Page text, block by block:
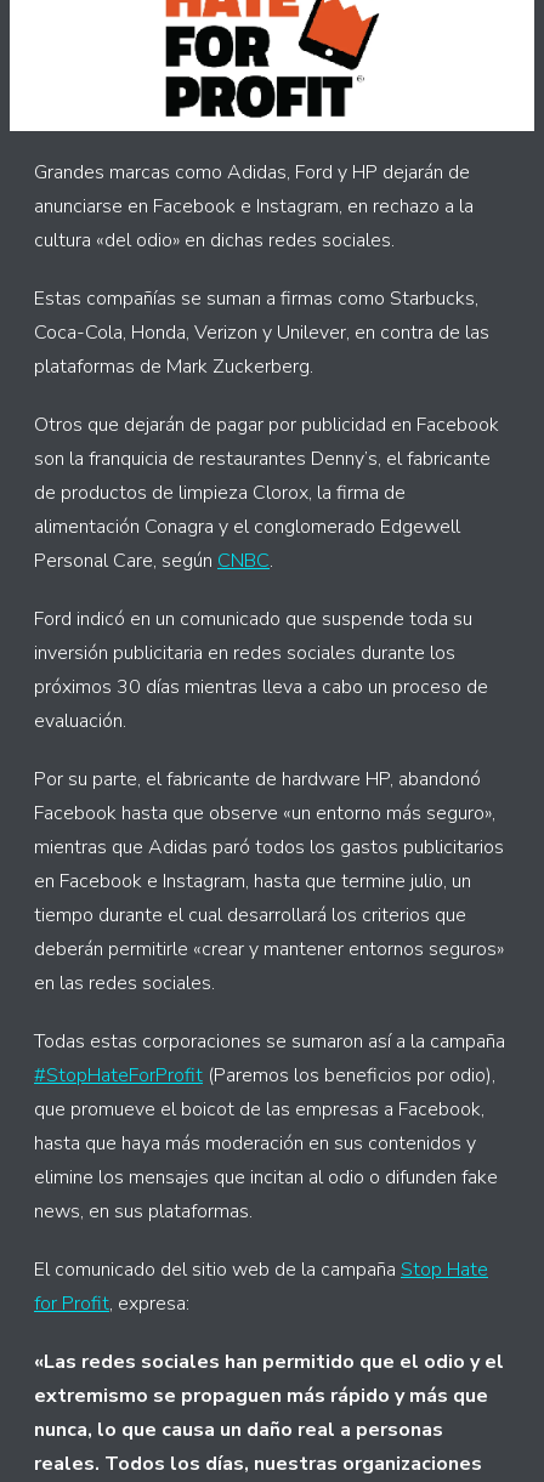
Grandes marcas como Adidas, Ford y HP dejarán de
anunciarse en Facebook e Instagram, en rechazo a la
cultura «del odio» en dichas redes sociales.
Estas compañías se suman a firmas como Starbucks,
Coca-Cola, Honda, Verizon y Unilever, en contra de las
plataformas de Mark Zuckerberg.
Otros que dejarán de pagar por publicidad en Facebook
son la franquicia de restaurantes Denny’s, el fabricante
de productos de limpieza Clorox, la firma de
alimentación Conagra y el conglomerado Edgewell
Personal Care, según CNBC.
Ford indicó en un comunicado que suspende toda su
inversión publicitaria en redes sociales durante los
próximos 30 días mientras lleva a cabo un proceso de
evaluación.
Por su parte, el fabricante de hardware HP, abandonó
Facebook hasta que observe «un entorno más seguro»,
mientras que Adidas paró todos los gastos publicitarios
en Facebook e Instagram, hasta que termine julio, un
tiempo durante el cual desarrollará los criterios que
deberán permitirle «crear y mantener entornos seguros»
en las redes sociales.
Todas estas corporaciones se sumaron así a la campaña
#StopHateForProfit (Paremos los beneficios por odio),
que promueve el boicot de las empresas a Facebook,
hasta que haya más moderación en sus contenidos y
elimine los mensajes que incitan al odio o difunden fake
news, en sus plataformas.
El comunicado del sitio web de la campaña Stop Hate
for Profit, expresa:
«Las redes sociales han permitido que el odio y el
extremismo se propaguen más rápido y más que
nunca, lo que causa un daño real a personas
reales. Todos los días, nuestras organizaciones